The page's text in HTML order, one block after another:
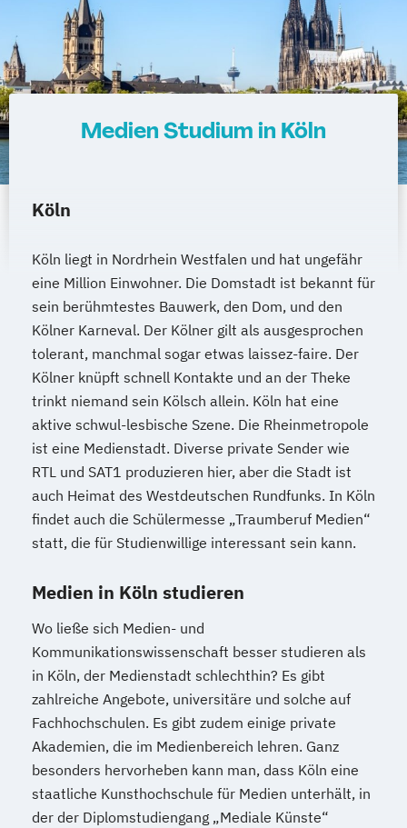
Medien Studium in Köln
Köln
Köln liegt in Nordrhein Westfalen und hat ungefähr
eine Million Einwohner. Die Domstadt ist bekannt für
sein berühmtestes Bauwerk, den Dom, und den
Kölner Karneval. Der Kölner gilt als ausgesprochen
tolerant, manchmal sogar etwas laissez-faire. Der
Kölner knüpft schnell Kontakte und an der Theke
trinkt niemand sein Kölsch allein. Köln hat eine
aktive schwul-lesbische Szene. Die Rheinmetropole
ist eine Medienstadt. Diverse private Sender wie
RTL und SAT1 produzieren hier, aber die Stadt ist
auch Heimat des Westdeutschen Rundfunks. In Köln
findet auch die Schülermesse „Traumberuf Medien“
statt, die für Studienwillige interessant sein kann.
Medien in Köln studieren
Wo ließe sich Medien- und
Kommunikationswissenschaft besser studieren als
in Köln, der Medienstadt schlechthin? Es gibt
zahlreiche Angebote, universitäre und solche auf
Fachhochschulen. Es gibt zudem einige private
Akademien, die im Medienbereich lehren. Ganz
besonders hervorheben kann man, dass Köln eine
staatliche Kunsthochschule für Medien unterhält, in
der der Diplomstudiengang „Mediale Künste“